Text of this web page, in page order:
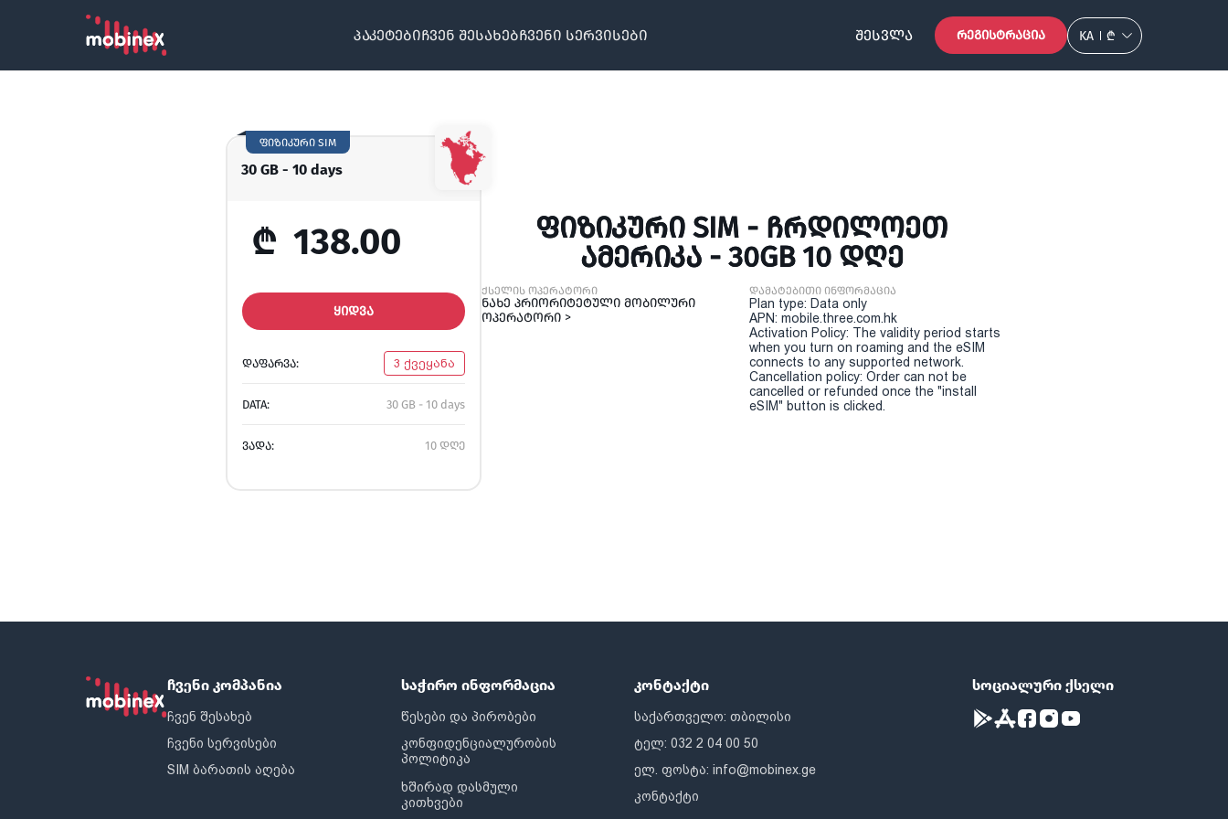
პაკეტებიჩვენ შესახებჩვენი სერვისები ᲨᲔᲡᲕᲚᲐ ᲠᲔᲒᲘᲡᲢᲠᲐᲪᲘᲐ KA ₾
30 GB - 10 days
ფიზიკური SIM
₾ 138.00
ᲧᲘᲓᲕᲐ
ᲓᲐᲤᲐᲠᲕᲐ: 3 ქვეყანა
DATA: 30 GB - 10 days
ᲕᲐᲓᲐ: 10 დღე
ᲤᲘᲖᲘᲙᲣᲠᲘ SIM - ᲩᲠᲓᲘᲚᲝᲔᲗ
ᲐᲛᲔᲠᲘᲙᲐ - 30GB 10 ᲓᲦᲔ
ქსელის ოპერატორი
ნახე პრიორიტეტული მობილური
ოპერატორი >
დამატებითი ინფორმაცია
Plan type: Data only
APN: mobile.three.com.hk
Activation Policy: The validity period starts
when you turn on roaming and the eSIM
connects to any supported network.
Cancellation policy: Order can not be
cancelled or refunded once the "install
eSIM" button is clicked.
ჩვენი კომპანია
ჩვენ შესახებ
ჩვენი სერვისები
SIM ბარათის აღება
საჭირო ინფორმაცია
წესები და პირობები
კონფიდენციალურობის
პოლიტიკა
ხშირად დასმული
კითხვები
კონტაქტი
საქართველო: თბილისი
ტელ: 032 2 04 00 50
ელ. ფოსტა:info@mobinex.ge
კონტაქტი
სოციალური ქსელი